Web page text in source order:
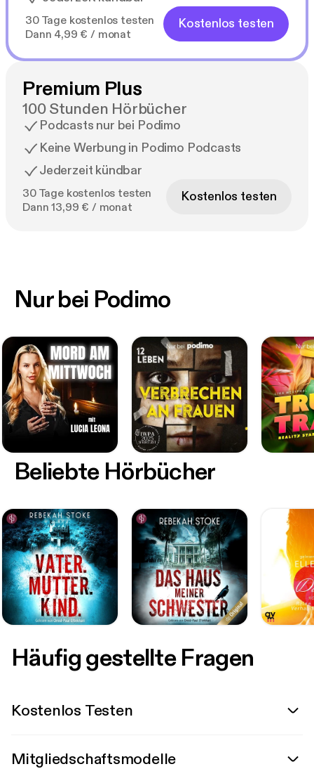
30 Tage kostenlos testen
Dann 4,99 € / monat
Kostenlos testen
Premium Plus
100 Stunden Hörbücher
Podcasts nur bei Podimo
Keine Werbung in Podimo Podcasts
Jederzeit kündbar
30 Tage kostenlos testen
Dann 13,99 € / monat
Kostenlos testen
Nur bei Podimo
Beliebte Hörbücher
Häufig gestellte Fragen
Kostenlos Testen
Mitgliedschaftsmodelle